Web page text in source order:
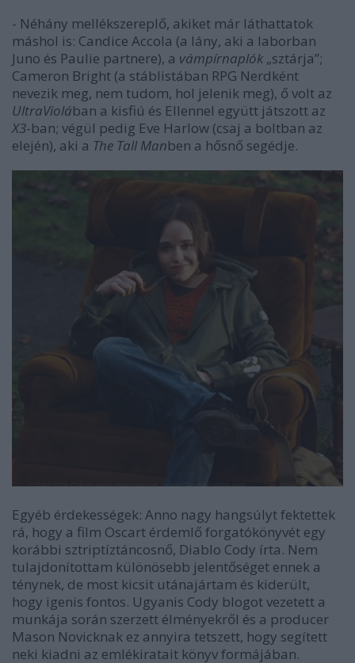
- Néhány mellékszereplő, akiket már láthattatok
máshol is: Candice Accola (a lány, aki a laborban
Juno és Paulie partnere), a vámpírnaplók „sztárja”;
Cameron Bright (a stáblistában RPG Nerdként
nevezik meg, nem tudom, hol jelenik meg), ő volt az
UltraViolában a kisfiú és Ellennel együtt játszott az
X3-ban; végül pedig Eve Harlow (csaj a boltban az
elején), aki a The Tall Manben a hősnő segédje.
Egyéb érdekességek: Anno nagy hangsúlyt fektettek
rá, hogy a film Oscart érdemlő forgatókönyvét egy
korábbi sztriptíztáncosnő, Diablo Cody írta. Nem
tulajdonítottam különösebb jelentőséget ennek a
ténynek, de most kicsit utánajártam és kiderült,
hogy igenis fontos. Ugyanis Cody blogot vezetett a
munkája során szerzett élményekről és a producer
Mason Novicknak ez annyira tetszett, hogy segített
neki kiadni az emlékiratait könyv formájában.